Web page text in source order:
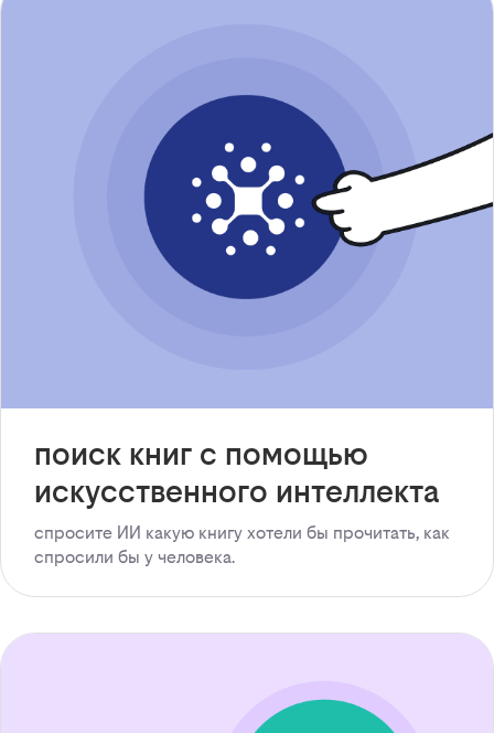
поиск книг с помощью
искусственного интеллекта
спросите ИИ какую книгу хотели бы прочитать, как
спросили бы у человека.